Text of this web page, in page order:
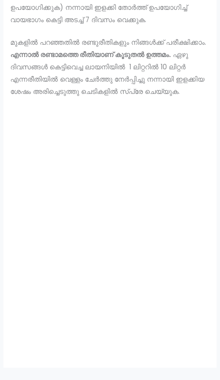
ഉപയോഗിക്കുക) നന്നായി ഇളക്കി തോർത്ത് ഉപയോഗിച്ച്
വായഭാഗം കെട്ടി അടച്ച് 7 ദിവസം വെക്കുക.
മുകളിൽ പറഞ്ഞതിൽ രണ്ടുരീതികളും നിങ്ങൾക്ക് പരീക്ഷിക്കാം.
എന്നാൽ രണ്ടാമത്തെ രീതിയാണ് കൂടുതൽ ഉത്തമം. ഏഴു
ദിവസങ്ങൾ കെട്ടിവെച്ച ലായനിയിൽ 1 ലിറ്ററിൽ 10 ലിറ്റർ
എന്നരീതിയിൽ വെള്ളം ചേർത്തു നേർപ്പിച്ചു നന്നായി ഇളക്കിയ
ശേഷം അരിച്ചെടുത്തു ചെടികളിൽ സ്പ്രേ ചെയ്യുക.